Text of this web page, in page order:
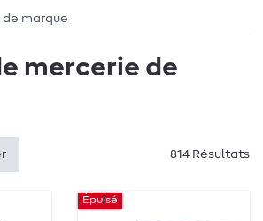
marque
mercerie de
814 Résultats
Épuisé